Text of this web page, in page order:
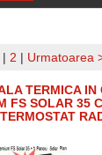
| 2 | Urmatoarea
TERMICA IN
FS SOLAR 35